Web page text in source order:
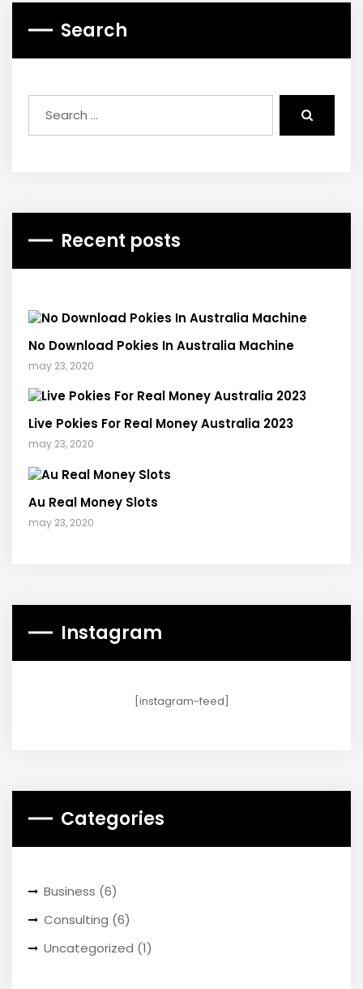
Search
Recent posts
No Download Pokies In Australia Machine
may 23, 2020
Live Pokies For Real Money Australia 2023
may 23, 2020
Au Real Money Slots
may 23, 2020
Instagram
[instagram-feed]
Categories
Business (6)
Consulting (6)
Uncategorized (1)